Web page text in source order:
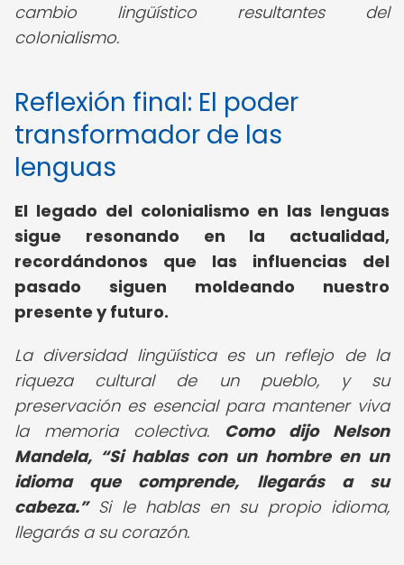
cambio lingüístico resultantes del
colonialismo.
Reflexión final: El poder
transformador de las
lenguas
El legado del colonialismo en las lenguas
sigue resonando en la actualidad,
recordándonos que las influencias del
pasado siguen moldeando nuestro
presente y futuro.
La diversidad lingüística es un reflejo de la
riqueza cultural de un pueblo, y su
preservación es esencial para mantener viva
la memoria colectiva. Como dijo Nelson
Mandela,
Si hablas con un hombre en un
idioma que comprende, llegarás a su
cabeza. Si le hablas en su propio idioma,
llegarás a su corazón.